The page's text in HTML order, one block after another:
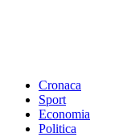
Cronaca
Sport
Economia
Politica